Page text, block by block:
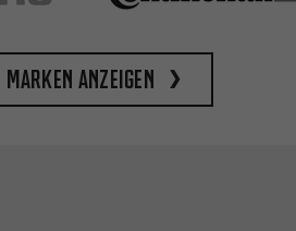
anzeigen